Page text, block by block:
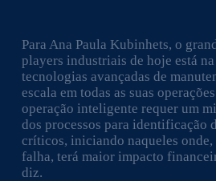
Para Ana Paula Kubinhets, o
players industriais de hoje está
tecnologias avançadas de
escala em todas as suas
operação inteligente requer um
dos processos para identificação
críticos, iniciando naqueles onde,
falha, terá maior impacto
diz.